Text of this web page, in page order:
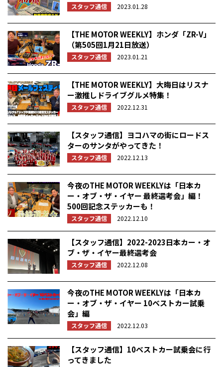
スタッフ通信 2023.01.28
【THE MOTOR WEEKLY】ホンダ「ZR-V」
（第505回1月21日放送）
スタッフ通信 2023.01.21
【THE MOTOR WEEKLY】大晦日はリスナ
ー激推しドライブグルメ特集！
スタッフ通信 2022.12.31
【スタッフ通信】ヨコハマの街にロードス
ターのサンタがやってきた！
スタッフ通信 2022.12.13
今夜のTHE MOTOR WEEKLYは「日本カ
ー・オブ・ザ・イヤー 最終選考会」編！
500回記念ステッカーも！
スタッフ通信 2022.12.10
【スタッフ通信】2022-2023日本カー・オ
ブ・ザ・イヤー最終選考会
スタッフ通信 2022.12.08
今夜のTHE MOTOR WEEKLYは「日本カ
ー・オブ・ザ・イヤー 10ベストカー試乗
会」編
スタッフ通信 2022.12.03
【スタッフ通信】10ベストカー試乗会に行
ってきました